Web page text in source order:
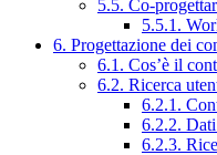
5.5. Co-
5.5.1.
6. Progettazione dei
6.1. Cos’è il
6.2. Ricerca
6.2.1.
6.2.2.
6.2.3.